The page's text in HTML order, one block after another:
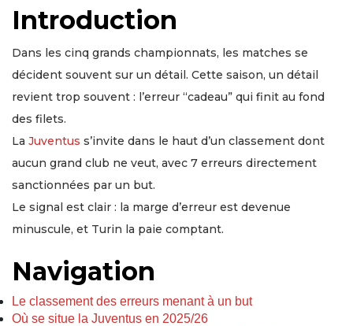
Introduction
Dans les cinq grands championnats, les matches se
décident souvent sur un détail. Cette saison, un détail
revient trop souvent : l’erreur “cadeau” qui finit au fond
des filets.
La Juventus s’invite dans le haut d’un classement dont
aucun grand club ne veut, avec 7 erreurs directement
sanctionnées par un but.
Le signal est clair : la marge d’erreur est devenue
minuscule, et Turin la paie comptant.
Navigation
Le classement des erreurs menant à un but
Où se situe la Juventus en 2025/26